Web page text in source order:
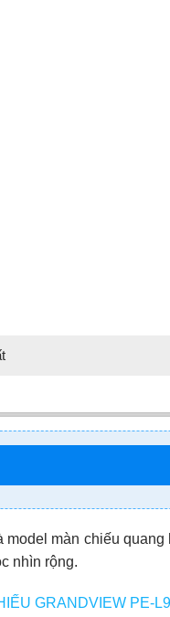
model màn chiếu quang
nhìn rộng.